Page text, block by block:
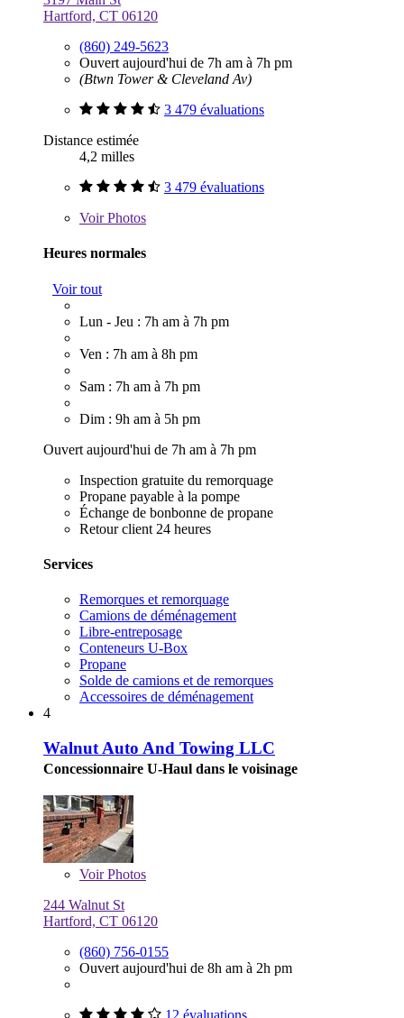
Hartford, CT 06120
(860) 249-5623
Ouvert aujourd'hui de 7h am à 7h pm
(Btwn Tower & Cleveland Av)
3 479 évaluations
Distance estimée
4,2 milles
3 479 évaluations
VoirPhotos
Heures normales
Voir tout
Lun - Jeu : 7h am à 7h pm
Ven : 7h am à 8h pm
Sam : 7h am à 7h pm
Dim : 9h am à 5h pm
Ouvert aujourd'hui de 7h am à 7h pm
Inspection gratuite du remorquage
Propane payable à la pompe
Échange de bonbonne de propane
Retour client 24 heures
Services
Remorques et remorquage
Camions de déménagement
Libre-entreposage
Conteneurs U-Box
Propane
Solde de camions et de remorques
Accessoires de déménagement
4
Walnut Auto And Towing LLC
Concessionnaire U-Haul dans le voisinage
VoirPhotos
244 Walnut St
Hartford, CT 06120
(860) 756-0155
Ouvert aujourd'hui de 8h am à 2h pm
12 évaluations